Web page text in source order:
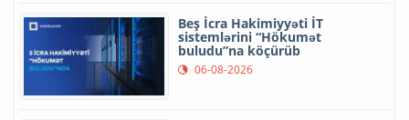
Beş İcra Hakimiyyəti İT
sistemlərini “Hökumət
buludu”na köçürüb
06-08-2026